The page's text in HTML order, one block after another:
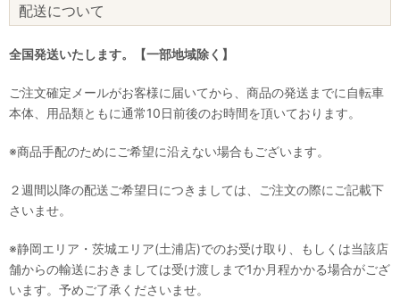
配送について
全国発送いたします。【一部地域除く】
ご注文確定メールがお客様に届いてから、商品の発送までに自転車
本体、用品類ともに通常10日前後のお時間を頂いております。
※商品手配のためにご希望に沿えない場合もございます。
２週間以降の配送ご希望日につきましては、ご注文の際にご記載下
さいませ。
※静岡エリア・茨城エリア(土浦店)でのお受け取り、もしくは当該店
舗からの輸送におきましては受け渡しまで1か月程かかる場合がござ
います。予めご了承くださいませ。